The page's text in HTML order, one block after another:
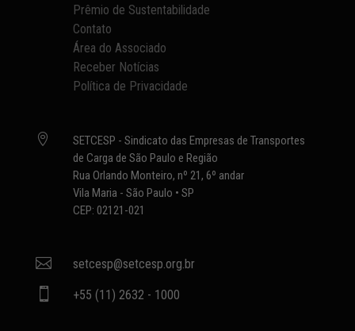
Prêmio de Sustentabilidade
Contato
Área do Associado
Receber Notícias
Política de Privacidade

SETCESP - Sindicato das Empresas de Transportes
de Carga de São Paulo e Região
Rua Orlando Monteiro, nº 21, 6º andar
Vila Maria - São Paulo • SP
CEP: 02121-021
 setcesp@setcesp.org.br
 +55 (11) 2632 - 1000